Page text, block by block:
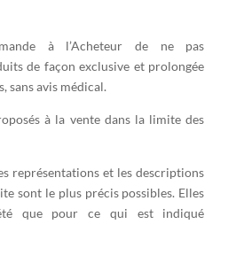
à l’Acheteur de ne pas
de façon exclusive et prolongée
sans avis médical.
à la vente dans la limite des
représentations et les descriptions
sont le plus précis possibles. Elles
que pour ce qui est indiqué